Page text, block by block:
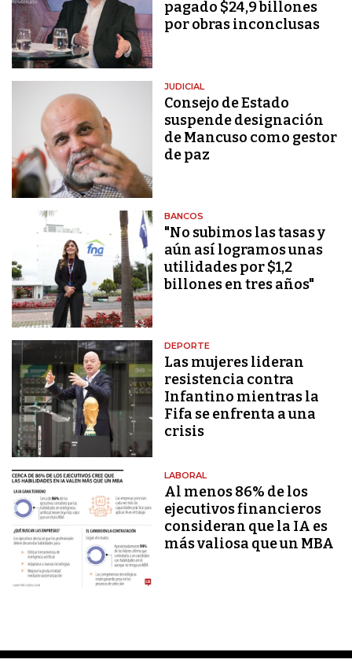
pagado $24,9 billones
por obras inconclusas
JUDICIAL
Consejo de Estado
suspende designación
de Mancuso como gestor
de paz
BANCOS
"No subimos las tasas y
aún así logramos unas
utilidades por $1,2
billones en tres años"
DEPORTE
Las mujeres lideran
resistencia contra
Infantino mientras la
Fifa se enfrenta a una
crisis
LABORAL
Al menos 86% de los
ejecutivos financieros
consideran que la IA es
más valiosa que un MBA